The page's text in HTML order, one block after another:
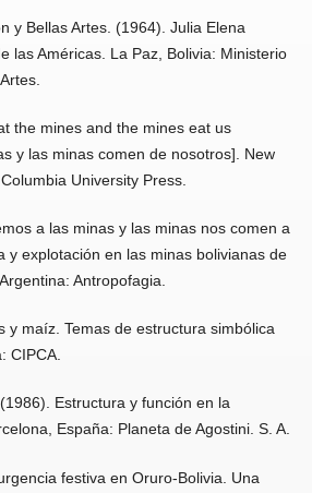
y Bellas Artes. (1964). Julia Elena
las Américas. La Paz, Bolivia: Ministerio
the mines and the mines eat us
y las minas comen de nosotros]. New
University Press.
a las minas y las minas nos comen a
y explotación en las minas bolivianas de
Antropofagia.
y maíz. Temas de estructura simbólica
CIPCA.
Estructura y función en la
España: Planeta de Agostini. S. A.
festiva en Oruro-Bolivia. Una